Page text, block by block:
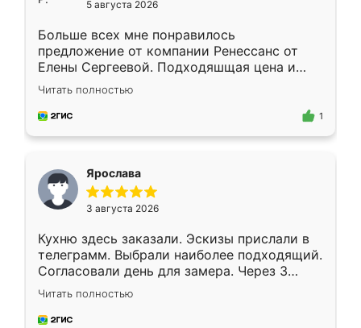
5 августа 2026
Больше всех мне понравилось
предложение от компании Ренессанс от
Елены Сергеевой. Подходяшщая цена и
короткие сроки изготовления. Приехавший
для замера сотрудник Владислав
предложил по моему эскизу самый
Читать полностью
1
Ярослава
3 августа 2026
Кухню здесь заказали. Эскизы прислали в
телеграмм. Выбрали наиболее подходящий.
Согласовали день для замера. Через 3
недели кухня была уже готова. Остались
довольны работой. Спасибо Ренессанс
мебель за качественную работу!
Читать полностью